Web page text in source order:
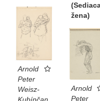
žena)
Arnold
Peter
Weisz-
Kubínčan
Arnold
Peter